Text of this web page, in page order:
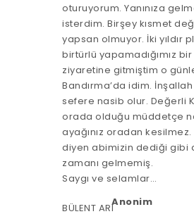
oturuyorum. Yanınıza
isterdim. Birşey kısmet
yapsan olmuyor. İki yıldır
birtürlü yapamadığımız
ziyaretine gitmiştim o
Bandırma’da idim.
sefere nasib olur. Değerli
orada olduğu müddetçe
ayağınız oradan kesilmez.
diyen abimizin dediği gibi
zamanı gelmemiş.
Saygı ve selamlar…
BÜLENT ARIAnonim